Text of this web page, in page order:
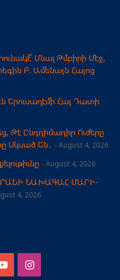
Մնալ Թմբիրի Մէջ,
Բ. Ամենայն Հայոց
Երուսաղէմի Հայ Դատի
Թէ Ընդդիմադիր Ուժերը
Սկսած Են․
August 4, 2026
August 4, 2026
ՆԱԽԱԳԱՀ ՄԱՐԻ-
4, 2026
YouTubeInstagram